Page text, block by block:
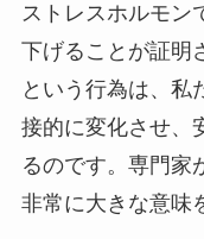
ストレスホルモン
下げることが証明
という行為は、私
接的に変化させ、
るのです。専門家
非常に大きな意味